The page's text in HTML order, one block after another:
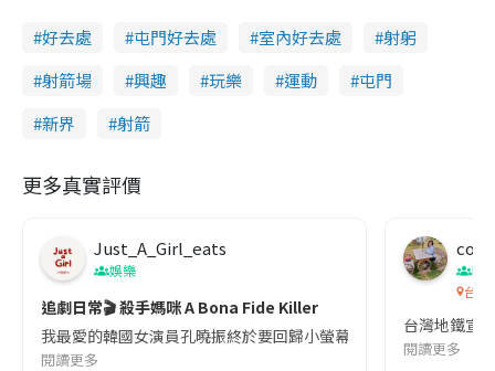
好去處 屯門好去處 室內好去處
射躬
射箭場
興趣 玩樂 運動
屯門
新界
射箭
更多真實評價
Just_A_Girl_eats
娛樂
追劇日常🎬 殺手媽咪 A Bona Fide Killer
我最愛的韓國女演員孔曉振終於要回歸小螢幕啦!這次的劇本改編
閱讀更多
co
吹
台灣
台灣地鐵宣
閱讀更多